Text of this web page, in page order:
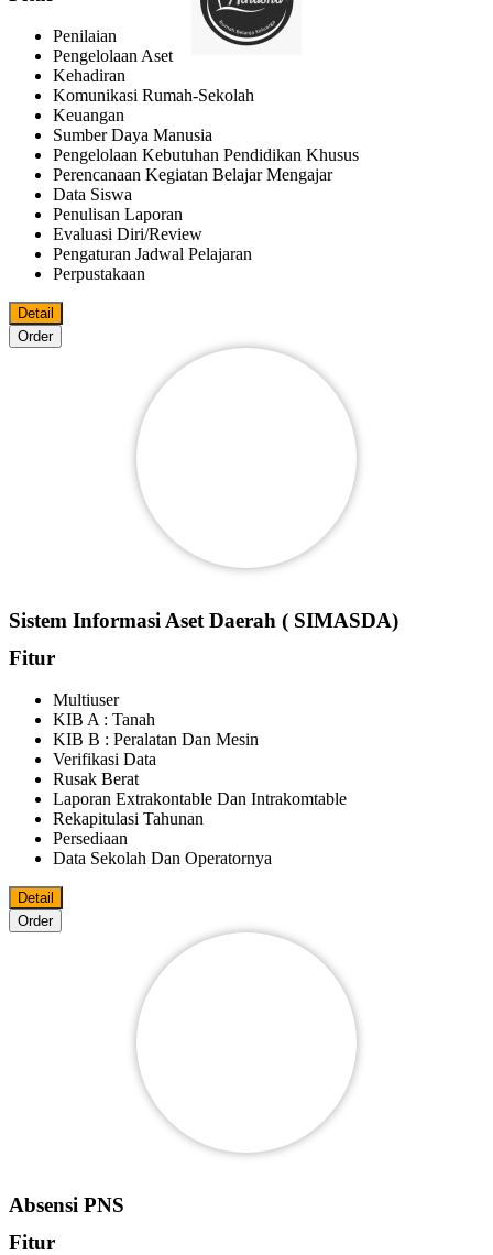
Penilaian
Pengelolaan Aset
Kehadiran
Komunikasi Rumah-Sekolah
Keuangan
Sumber Daya Manusia
Pengelolaan Kebutuhan Pendidikan Khusus
Perencanaan Kegiatan Belajar Mengajar
Data Siswa
Penulisan Laporan
Evaluasi Diri/review
Pengaturan Jadwal Pelajaran
Perpustakaan
Detail
Order
Sistem Informasi Aset Daerah ( SIMASDA)
Fitur
Multiuser
KIB A : Tanah
KIB B : Peralatan Dan Mesin
Verifikasi Data
Rusak Berat
Laporan Extrakontable Dan Intrakomtable
Rekapitulasi Tahunan
Persediaan
Data Sekolah Dan Operatornya
Detail
Order
Absensi PNS
Fitur